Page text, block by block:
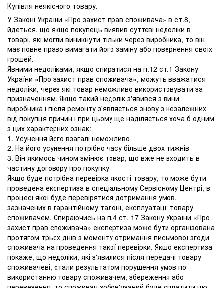
Купівля неякісного товару.
У Законі України «Про захист прав споживача» в ст.8,
йдеться, що якщо покупець виявив суттєві недоліки в
товарі, які могли виникнути тільки через виробника, то він
має повне право вимагати його заміну або повернення своїх
грошей.
Явними недоліками, якщо спиратися на п.12 ст.1 Закону
України «Про захист прав споживача», можуть вважатися
недоліки, через які товар неможливо використовувати за
призначенням. Якщо такий недолік з'явився з вини
виробника і після ремонту з'являється знову з незалежних
від покупця причин і при цьому ще наділяється хоча б одним
з цих характерних ознак:
1. Усунення його взагалі неможливо
2. На його усунення потрібно часу більше двох тижнів
3. Він якимось чином змінює товар, що вже не входить в
частину договору про покупку
Якщо буде потрібна перевірка якості товару, то може бути
проведена експертиза в спеціальному Сервісному Центрі, в
процесі якої буде перевірятися дотримання умов,
зазначених в гарантійному талоні, експлуатації товару
споживачем. Спираючись на п.4 ст. 17 Закону України «Про
захист прав споживача» експертиза може бути організована
протягом трьох днів з моменту отримання письмової згоди
споживача на проведення такої перевірки. Якщо експертиза
покаже, що недоліки, які з'явилися після передачі товару
споживачеві, стали результатом порушення умов по
використанню товару споживачем, збереження або